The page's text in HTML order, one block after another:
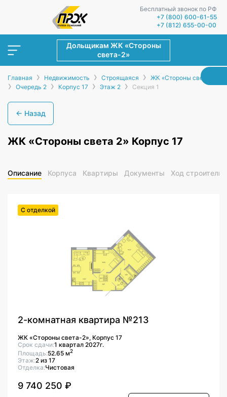
Бесплатный звонок по РФ
+7 (800) 600-61-55
+7 (812) 655-00-00
Дольщикам ЖК «Стороны
света-2»
Главная › Недвижимость › Строящаяся › ЖК «Стороны света-2»
› Очередь 2 › Корпус 17 › Этаж 2 › Секция 1
← Назад
ЖК «Стороны света 2» Корпус 17
Описание Корпуса Квартиры Документы Ход
С отделкой
2-комнатная квартира №213
ЖК «Стороны света-2», Корпус 17
Срок сдачи:1 квартал 2027г.
Площадь:52.65 м2
Этаж:2 из 17
Отделка:Чистовая
9 740 250 ₽